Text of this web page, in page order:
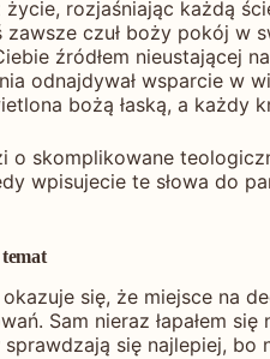
rozjaśniając każdą
czuł boży pokój
źródłem nieustającej
odnajdywał wsparcie w
bożą łaską, a
o skomplikowane
wpisujecie te słowa do
się, że miejsce na
Sam nieraz łapałem
sprawdzają się najlepiej, bo